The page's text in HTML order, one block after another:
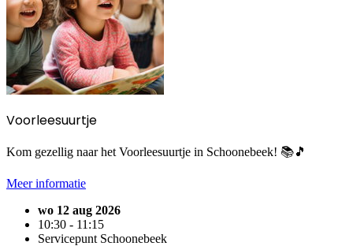
Voorleesuurtje
Kom gezellig naar het Voorleesuurtje in Schoonebeek! 📚🎵
Meer informatie
wo 12 aug 2026
10:30 - 11:15
Servicepunt Schoonebeek